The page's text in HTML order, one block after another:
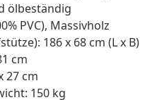
ölbeständig
PVC), Massivholz
186 x 68 cm (L x B)
cm
27 cm
150 kg